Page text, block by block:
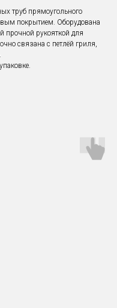
труб прямоугольного
покрытием. Оборудована
прочной рукояткой для
связана с петлёй гриля,